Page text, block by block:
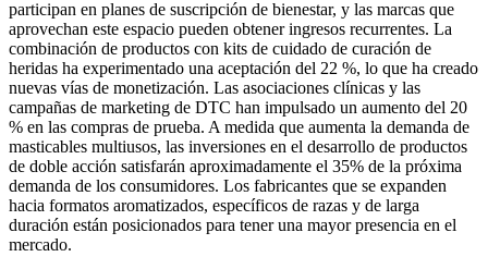
participan en planes de suscripción de bienestar, y las marcas que
aprovechan este espacio pueden obtener ingresos recurrentes. La
combinación de productos con kits de cuidado de curación de
heridas ha experimentado una aceptación del 22 %, lo que ha creado
nuevas vías de monetización. Las asociaciones clínicas y las
campañas de marketing de DTC han impulsado un aumento del 20
% en las compras de prueba. A medida que aumenta la demanda de
masticables multiusos, las inversiones en el desarrollo de productos
de doble acción satisfarán aproximadamente el 35% de la próxima
demanda de los consumidores. Los fabricantes que se expanden
hacia formatos aromatizados, específicos de razas y de larga
duración están posicionados para tener una mayor presencia en el
mercado.